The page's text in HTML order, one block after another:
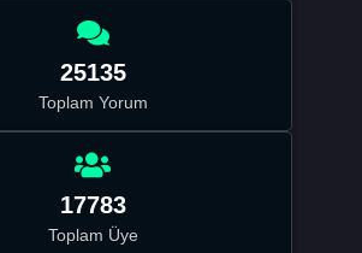
25135
Toplam Yorum
17783
Toplam Üye